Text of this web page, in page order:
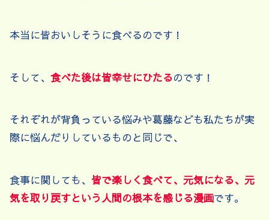
本当に皆おいしそうに食べるのです！
そして、 食べた後は皆幸せにひたるのです！
それぞれが背負っている悩みや葛藤なども私たちが実
際に悩んだりしているものと同じで、
食事に関しても、 皆で楽しく食べて、元気になる、元
気を取り戻すという人間の根本を感じる漫画です。